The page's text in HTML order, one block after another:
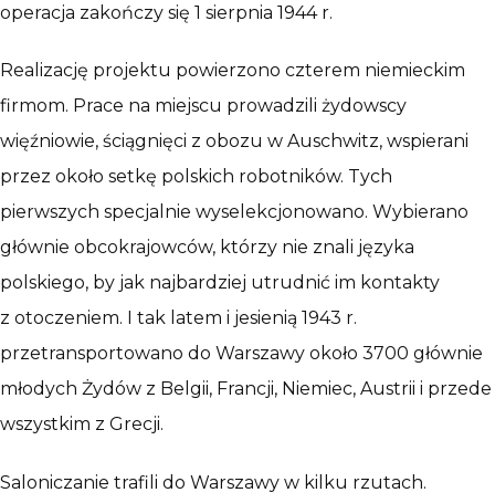
operacja zakończy się 1 sierpnia 1944 r.
Realizację projektu powierzono czterem niemieckim
firmom. Prace na miejscu prowadzili żydowscy
więźniowie, ściągnięci z obozu w Auschwitz, wspierani
przez około setkę polskich robotników. Tych
pierwszych specjalnie wyselekcjonowano. Wybierano
głównie obcokrajowców, którzy nie znali języka
polskiego, by jak najbardziej utrudnić im kontakty
z otoczeniem. I tak latem i jesienią 1943 r.
przetransportowano do Warszawy około 3700 głównie
młodych Żydów z Belgii, Francji, Niemiec, Austrii i przede
wszystkim z Grecji.
Saloniczanie trafili do Warszawy w kilku rzutach.